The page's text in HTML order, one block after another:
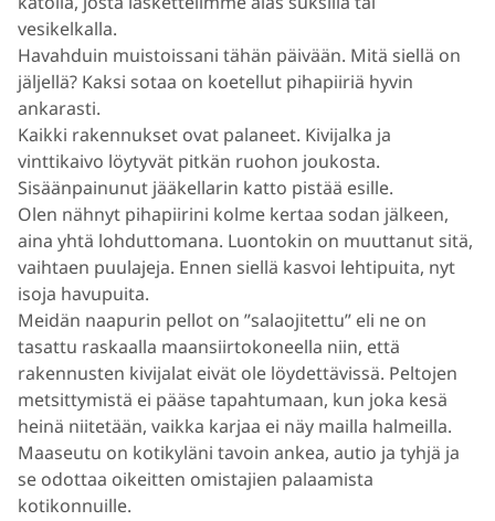
vesikelkalla.
Havahduin muistoissani tähän päivään. Mitä siellä on
jäljellä? Kaksi sotaa on koetellut pihapiiriä hyvin
ankarasti.
Kaikki rakennukset ovat palaneet. Kivijalka ja
vinttikaivo löytyvät pitkän ruohon joukosta.
Sisäänpainunut jääkellarin katto pistää esille.
Olen nähnyt pihapiirini kolme kertaa sodan jälkeen,
aina yhtä lohduttomana. Luontokin on muuttanut sitä,
vaihtaen puulajeja. Ennen siellä kasvoi lehtipuita, nyt
isoja havupuita.
Meidän naapurin pellot on ”salaojitettu” eli ne on
tasattu raskaalla maansiirtokoneella niin, että
rakennusten kivijalat eivät ole löydettävissä. Peltojen
metsittymistä ei pääse tapahtumaan, kun joka kesä
heinä niitetään, vaikka karjaa ei näy mailla halmeilla.
Maaseutu on kotikyläni tavoin ankea, autio ja tyhjä ja
se odottaa oikeitten omistajien palaamista
kotikonnuille.